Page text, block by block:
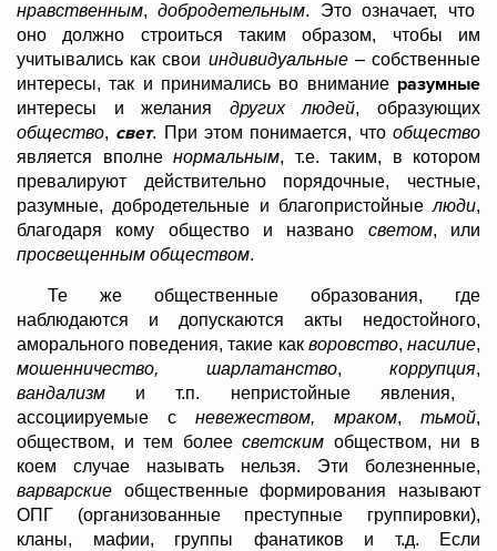
нравственным, добродетельным. Это означает, что
оно должно строиться таким образом, чтобы им
учитывались как свои индивидуальные– собственные
интересы, так и принимались во внимание разумные
интересы и желания других людей, образующих
общество, свет. При этом понимается, чтообщество
является вполненормальным, т.е. таким, в котором
превалируют действительно порядочные, честные,
разумные, добродетельные и благопристойные люди,
благодаря кому общество и названо светом, или
просвещенным обществом.
Те же общественные образования, где
наблюдаются и допускаются акты недостойного,
аморального поведения, такие как воровство,насилие,
мошенничество, шарлатанство, коррупция,
вандализм и т.п. непристойные явления,
ассоциируемые с невежеством, мраком, тьмой,
обществом, и тем болеесветским обществом, ни в
коем случае называть нельзя. Эти болезненные,
варварские общественные формирования называют
ОПГ (организованные преступные группировки),
кланы, мафии, группы фанатиков и т.д. Если